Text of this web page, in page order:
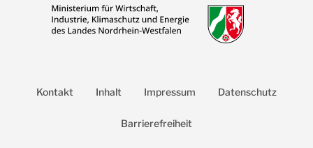
Kontakt Inhalt Impressum Datenschutz
Barrierefreiheit